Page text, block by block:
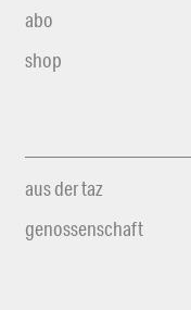
abo
shop
aus der taz
genossenschaft